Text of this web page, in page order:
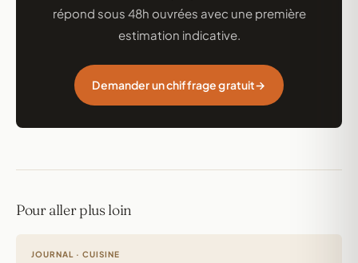
répond sous 48h ouvrées avec une première
estimation indicative.
Demander un chiffrage gratuit
Pour aller plus loin
JOURNAL · CUISINE